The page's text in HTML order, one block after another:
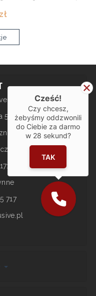
717
Cześć!
Czy chcesz,
żebyśmy oddzwonili
do Ciebie za darmo
w 28 sekund?
TAK